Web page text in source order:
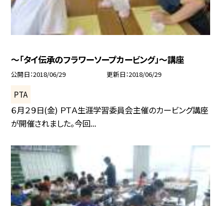
〜「タイ伝承のフラワーソープカービング」〜講座
公開日 2018/06/29 更新日 2018/06/29
PTA
６月２９日(金) ＰＴＡ生涯学習委員会主催のカービング講座
が開催されました。今回...